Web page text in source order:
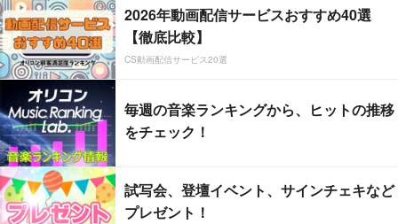
2026年動画配信サービスおすすめ40選
【徹底比較】
CS動画配信サービス20選
毎週の音楽ランキングから、ヒットの推移
をチェック！
試写会、登壇イベント、サインチェキなど
プレゼント！